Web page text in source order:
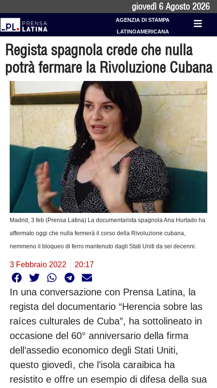
giovedì 6 Agosto 2026
AGENZIA DI STAMPA
LATINOAMERICANA
Regista spagnola crede che nulla
potrà fermare la Rivoluzione Cubana
Madrid, 3 feb (Prensa Latina) La documentarista spagnola Ana Hurtado ha
affermato oggi che nulla fermerà il corso della Rivoluzione cubana,
nemmeno il bloqueo di ferro mantenuto dagli Stati Uniti da sei decenni.
3 Febbraio 2022 20:17
In una conversazione con Prensa Latina, la
regista del documentario “Herencia sobre las
raíces culturales de Cuba”, ha sottolineato in
occasione del 60° anniversario della firma
dell’assedio economico degli Stati Uniti,
questo giovedì, che l’isola caraibica ha
resistito e offre un esempio di difesa della sua